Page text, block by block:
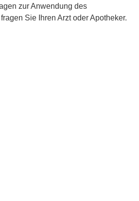
zur Anwendung des
Sie Ihren Arzt oder Apotheker.